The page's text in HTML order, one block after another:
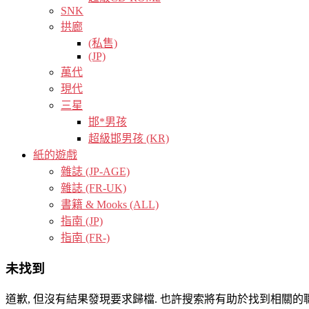
SNK
拱廊
(私售)
(JP)
萬代
現代
三星
邯*男孩
超級邯男孩 (KR)
紙的遊戲
雜誌 (JP-AGE)
雜誌 (FR-UK)
書籍 & Mooks (ALL)
指南 (JP)
指南 (FR-)
未找到
道歉, 但沒有結果發現要求歸檔. 也許搜索將有助於找到相關的